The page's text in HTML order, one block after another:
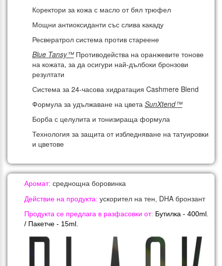
Коректори за кожа с масло от бял трюфел
Мощни антиоксиданти със слива какаду
Ресвератрол система против стареене
Blue Tansy™Противодейства на оранжевите тонове
на кожата, за да осигури най-дълбоки бронзови
резултати
Система за 24-часова хидратация Cashmere Blend
Формула за удължаване на цвета SunXtend™
Борба с целулита и тонизираща формула
Технология за защита от избледняване на татуировки
и цветове
Аромат: среднощна боровинка
Действие на продукта: ускорител на тен, DHA бронзант
Продукта се предлага в разфасовки от: Бутилка - 400ml.
/ Пакетче - 15ml.